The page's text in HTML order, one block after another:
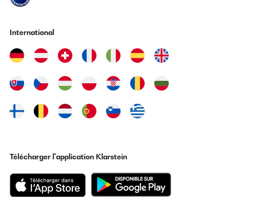
International
Télécharger l'application Klarstein